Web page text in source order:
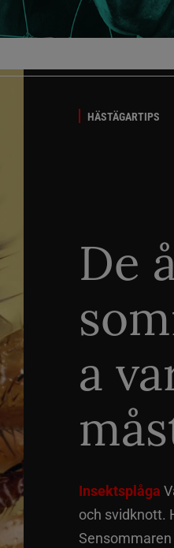
HÄSTÄGARTIPS
De
a
Insektsplåga
och svidknott.